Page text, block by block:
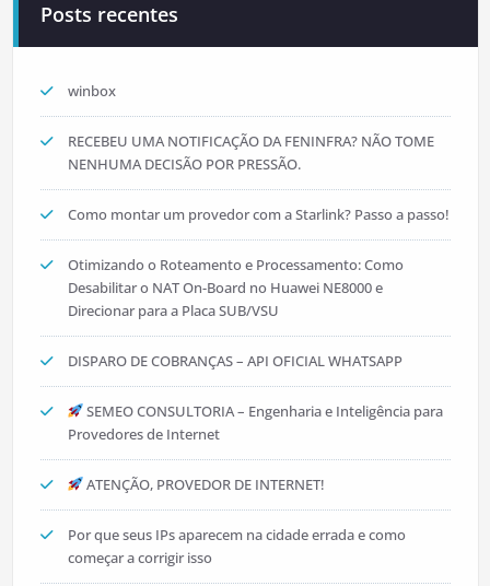
Posts recentes
winbox
RECEBEU UMA NOTIFICAÇÃO DA FENINFRA? NÃO TOME
NENHUMA DECISÃO POR PRESSÃO.
Como montar um provedor com a Starlink? Passo a passo!
Otimizando o Roteamento e Processamento: Como
Desabilitar o NAT On-Board no Huawei NE8000 e
Direcionar para a Placa SUB/VSU
DISPARO DE COBRANÇAS – API OFICIAL WHATSAPP
SEMEO CONSULTORIA – Engenharia e Inteligência para
Provedores de Internet
ATENÇÃO, PROVEDOR DE INTERNET!
Por que seus IPs aparecem na cidade errada e como
começar a corrigir isso